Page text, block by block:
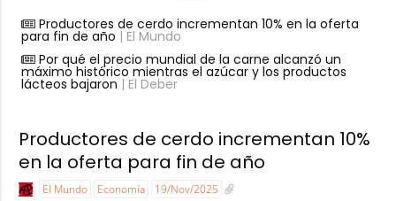
Productores de cerdo incrementan 10% en la oferta
para fin de año | El Mundo
Por qué el precio mundial de la carne alcanzó un
máximo histórico mientras el azúcar y los productos
lácteos bajaron | El Deber
Productores de cerdo incrementan 10%
en la oferta para fin de año
El Mundo Economía 19/Nov/2025